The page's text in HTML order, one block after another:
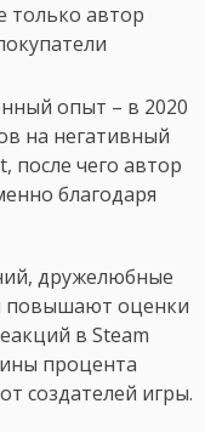
только автор
опыт – в 2020
на негативный
после чего автор
благодаря
дружелюбные
повышают оценки
в Steam
процента
создателей игры.